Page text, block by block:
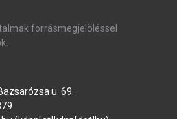
forrásmegjelöléssel
u. 69.